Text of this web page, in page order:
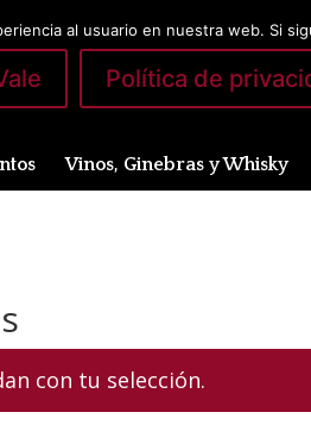
Vinos, Ginebras y Whisky
con tu selección.
al usuario en nuestra web. Si
Política de